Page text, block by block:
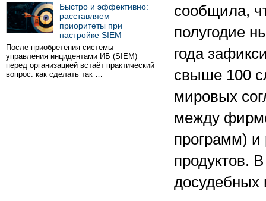
Быстро и эффективно:
расставляем
приоритеты при
настройке SIEM
После приобретения системы
управления инцидентами ИБ (SIEM)
перед организацией встаёт практический
вопрос: как сделать так …
сообщила,
полугодие
года
свыше 100
мировых
между
программ) и
продуктов.
досудебных